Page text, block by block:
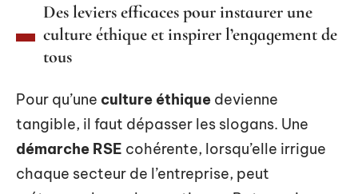
Des leviers efficaces pour instaurer une
culture éthique et inspirer l’engagement de
tous
Pour qu’une culture éthique devienne
tangible, il faut dépasser les slogans. Une
démarche RSE cohérente, lorsqu’elle irrigue
chaque secteur de l’entreprise, peut